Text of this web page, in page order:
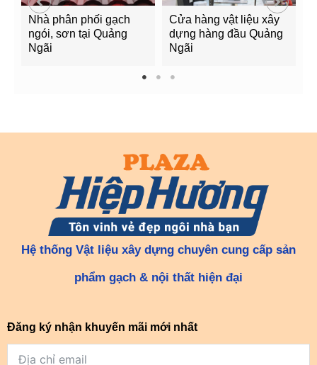
Nhà phân phối gạch
ngói, sơn tại Quảng
Ngãi
Cửa hàng vật liệu xây
dựng hàng đầu Quảng
Ngãi
1 2 3
Hệ thống Vật liệu xây dựng chuyên cung cấp sản
phẩm gạch & nội thất hiện đại
Đăng ký nhận khuyến mãi mới nhất